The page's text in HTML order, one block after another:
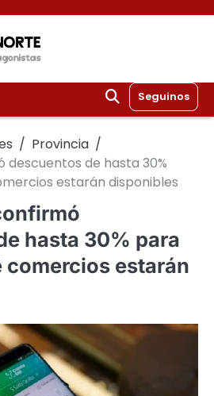
Seguinos
Provincia
descuentos de hasta 30%
estarán disponibles
hasta 30% para
comercios estarán